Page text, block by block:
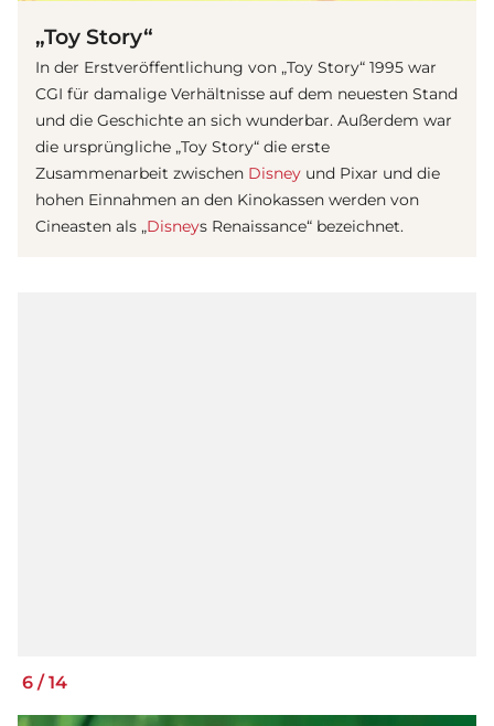
„Toy Story“
In der Erstveröffentlichung von „Toy Story“ 1995 war
CGI für damalige Verhältnisse auf dem neuesten Stand
und die Geschichte an sich wunderbar. Außerdem war
die ursprüngliche „Toy Story“ die erste
Zusammenarbeit zwischen Disney und Pixar und die
hohen Einnahmen an den Kinokassen werden von
Cineasten als „Disneys Renaissance“ bezeichnet.
6 / 14